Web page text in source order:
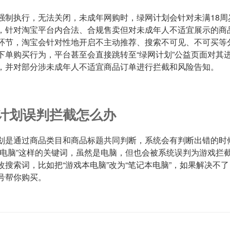
制执行，无法关闭，未成年网购时，绿网计划会针对未满18
针对淘宝平台内合法、合规售卖但对未成年人不适宜展示的商
节，淘宝会针对性地开启不主动推荐、搜索不可见、不可买等
单购买行为，平台甚至会直接跳转至“绿网计划”公益页面对其
并对部分涉未成年人不适宜商品订单进行拦截和风险告知。
划误判拦截怎么办
是通过商品类目和商品标题共同判断，系统会有判断出错的时
脑”这样的关键词，虽然是电脑，但也会被系统误判为游戏拦
搜索词，比如把“游戏本电脑”改为“笔记本电脑”，如果解决不
你购买。